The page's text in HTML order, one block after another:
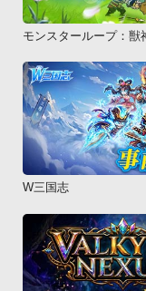
モンスターループ：獣
W三国志